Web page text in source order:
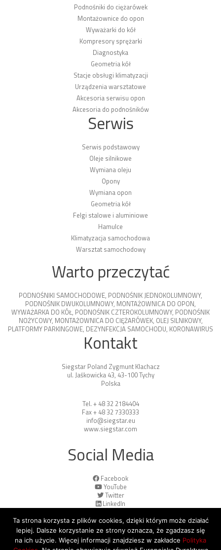
Podnośniki do ciężarówek
Montażownice do opon
Wyważarki do kół
Kompresory sprężarki
Diagnostyka
Geometria kół
Stacje obsługi klimatyzacji
Urządzenia warsztatowe
Akcesoria serwisu opon
Akcesoria do podnośników
Serwis
Serwis podstawowy
Oleje silnikowe
Wymiana oleju
Opony
Wymiana opon
Geometria kół
Felgi stalowe i aluminiowe
Hamulce
Klimatyzacja samochodowa
Warsztat samochodowy
Warto przeczytać
PODNOŚNIKI SAMOCHODOWE, PODNOŚNIK JEDNOKOLUMNOWY,
PODNOŚNIK DWUKOLUMNOWY, MONTAŻOWNICA DO OPON,
WYWAŻARKA DO KÓŁ, PODNOŚNIK CZTEROKOLUMNOWY, PODNOŚNIK
NOŻYCOWY, MONTAŻOWNICA DO CIĘŻARÓWEK, OLEJ SILNIKOWY,
PLATFORMY PARKINGOWE, DEZYNFEKCJA SAMOCHODU, KORONAWIRUS
Kontakt
Siegstar Poland Zygmunt Klachacz
ul. Jaśkowicka 43, 43-100 Tychy
Polska
Tel. + 48 32 2184404
Fax + 48 32 7330333
info@siegstar.eu
www.siegstar.com
Social Media
Facebook
YouTube
Twitter
LinkedIn
Ta strona korzysta z plików cookies, dzięki którym może działać
lepiej. Dalsze korzystanie ze strony oznacza, że zgadzasz się
na ich użycie. Więcej informacji znajdziesz w zakładce Polityka